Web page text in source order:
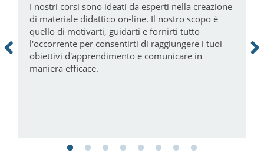
I nostri corsi sono ideati da esperti nella creazione
di materiale didattico on-line. Il nostro scopo è
quello di motivarti, guidarti e fornirti tutto
l'occorrente per consentirti di raggiungere i tuoi
obiettivi d'apprendimento e comunicare in
maniera efficace.